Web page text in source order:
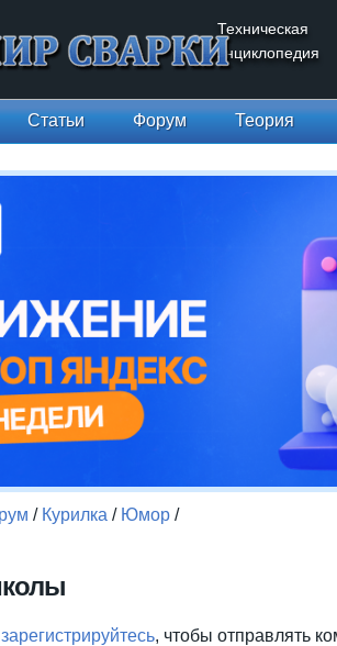
Техническая
энциклопедия
Статьи Форум Теория
/ Курилка / Юмор /
зарегистрируйтесь, чтобы отправлять